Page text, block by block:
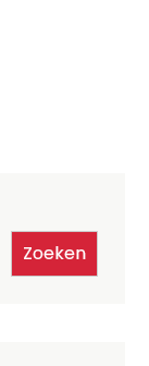
Zoeken